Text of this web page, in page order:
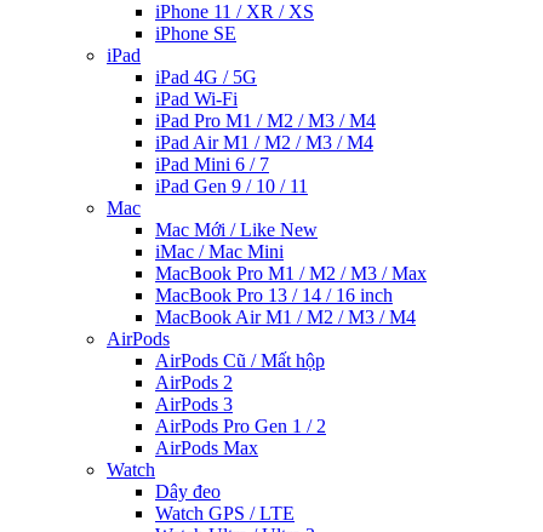
iPhone 11 / XR / XS
iPhone SE
iPad
iPad 4G / 5G
iPad Wi-Fi
iPad Pro M1 / M2 / M3 / M4
iPad Air M1 / M2 / M3 / M4
iPad Mini 6 / 7
iPad Gen 9 / 10 / 11
Mac
Mac Mới / Like New
iMac / Mac Mini
MacBook Pro M1 / M2 / M3 / Max
MacBook Pro 13 / 14 / 16 inch
MacBook Air M1 / M2 / M3 / M4
AirPods
AirPods Cũ / Mất hộp
AirPods 2
AirPods 3
AirPods Pro Gen 1 / 2
AirPods Max
Watch
Dây đeo
Watch GPS / LTE